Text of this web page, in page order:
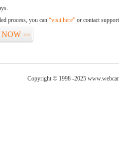
process, you can “visit here” or contact
>>
Copyright © 1998 -2025